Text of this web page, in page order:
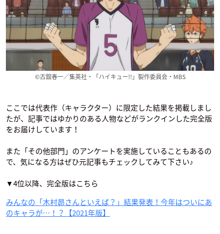
太の月面探査記
ジャイアン
太の宝島
ジャイアン
Fortuna-
南那城メィジ
び太の南極カチコチ
大冒険
ジャイアン
カーディン・ウィン
チェスター
日の時間
寺坂竜馬
殺せんせーQ（クエ
RWBY VOLUME 2
©古舘春一／集英社・「ハイキュー!!」製作委員会・MBS
ここでは代表作（キャラクター）に限定した結果を掲載しまし
たが、記事ではゆかりのある人物などがランクインした完全版
をお届けしています！
また「その他部門」のアンケートを実施していることもあるの
で、気になる方はぜひ元記事もチェックしてみて下さい♪
▼4位以降、完全版はこちら
みんなの「木村昴さんといえば？」結果発表！今年はついにあ
のキャラが…！？【2021年版】